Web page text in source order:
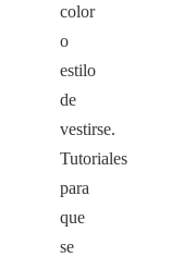
color
o
estilo
de
vestirse.
Tutoriales
para
que
se